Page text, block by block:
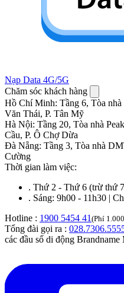
Nạp Data 4G/5G
Chăm sóc khách hàng
Hồ Chí Minh: Tầng 6, Tòa
Văn Thái, P. Tân Mỹ
Hà Nội: Tầng 20, Tòa nhà
Cầu, P. Ô Chợ Dừa
Đà Nẵng: Tầng 3, Tòa nhà
Cường
Thời gian làm việc:
. Thứ 2 - Thứ 6 (trừ thứ
. Sáng: 9h00 - 11h30 |
Hotline : 1900 5454 41 (Phí
Tổng đài gọi ra :
các đầu số di động